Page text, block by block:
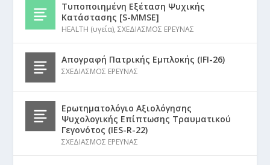
Τυποποιημένη Εξέταση Ψυχικής
Κατάστασης [S-MMSE]
HEALTH (υγεία),ΣΧΕΔΙΑΣΜΟΣ ΕΡΕΥΝΑΣ
Απογραφή Πατρικής Εμπλοκής (IFI-26)
ΣΧΕΔΙΑΣΜΟΣ ΕΡΕΥΝΑΣ
Ερωτηματολόγιο Αξιολόγησης
Ψυχολογικής Επίπτωσης Τραυματικού
Γεγονότος (IES-R-22)
ΣΧΕΔΙΑΣΜΟΣ ΕΡΕΥΝΑΣ